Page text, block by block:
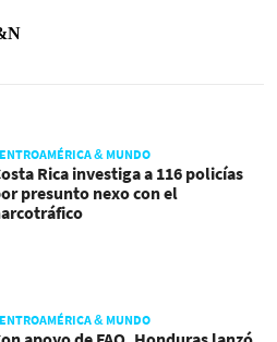
& MUNDO
Rica investiga a 116 policías
presunto nexo con el
& MUNDO